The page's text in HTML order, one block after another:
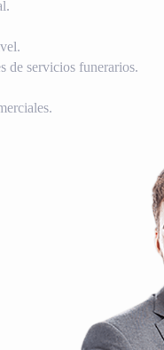
de servicios funerarios.